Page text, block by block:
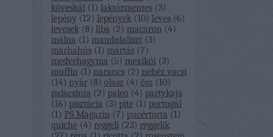
köveskál (1) laktózmentes (3)
lepény (12) lepények (10) leves (6)
levesek (8) liba (2) macaron (4)
málna (1) mandulaliszt (3)
marhahús (1) mártás (7)
medvehagyma (5) mexikói (3)
muffin (1) narancs (2) nehéz vacsi
(14) nyár (8) olasz (4) ősz (10)
palacsinta (2) paleo (4) partykaja
(16) pisztácia (3) pite (1) portugál
(1) PS Magazin (7) pucértorta (1)
quiche (4) reggeli (23) reggelik